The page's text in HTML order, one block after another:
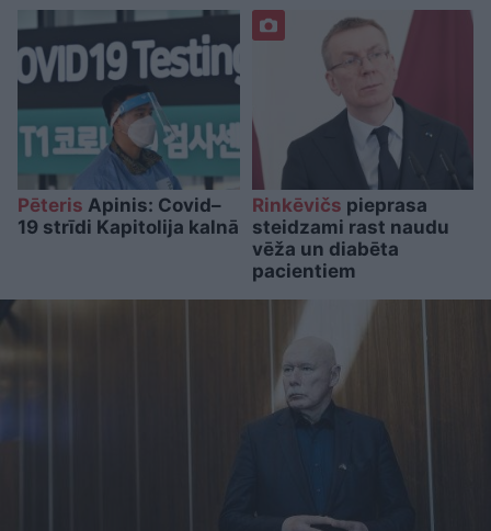
Pēteris Apinis: Covid–
19 strīdi Kapitolija kalnā
Rinkēvičs pieprasa
steidzami rast naudu
vēža un diabēta
pacientiem